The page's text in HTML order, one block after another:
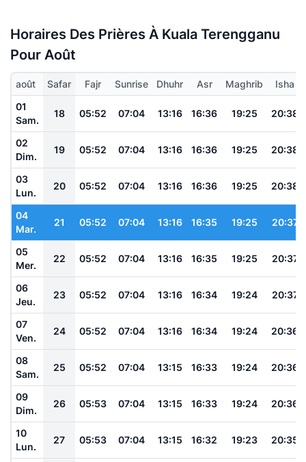
Horaires Des Prières À Kuala Terengganu
Pour Août
août Safar Fajr Sunrise Dhuhr Asr Maghrib
Isha
01
Sam.
18 05:52 07:04 13:16 16:36 19:25 20:38
02
Dim.
19 05:52 07:04 13:16 16:36 19:25 20:38
03
Lun.
20 05:52 07:04 13:16 16:36 19:25 20:38
04
Mar.
21 05:52 07:04 13:16 16:35 19:25 20:37
05
Mer.
22 05:52 07:04 13:16 16:35 19:25 20:37
06
Jeu.
23 05:52 07:04 13:16 16:34 19:24 20:37
07
Ven.
24 05:52 07:04 13:16 16:34 19:24 20:36
08
Sam.
25 05:52 07:04 13:15 16:33 19:24 20:36
09
Dim.
26 05:53 07:04 13:15 16:33 19:24 20:36
10
Lun.
27 05:53 07:04 13:15 16:32 19:23 20:35